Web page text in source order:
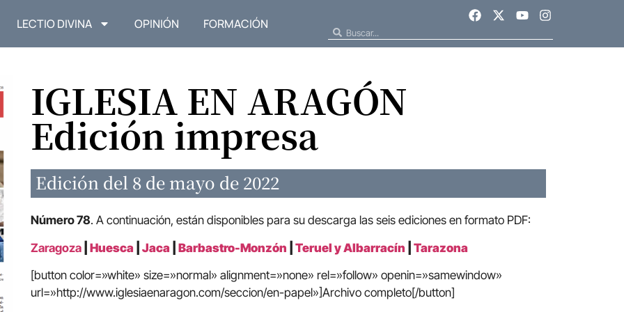
LECTIO DIVINA OPINIÓN FORMACIÓN
IGLESIA EN ARAGÓN
Edición impresa
Edición del 8 de mayo de 2022
Número 78. A continuación, están disponibles para su descarga las seis ediciones en formato PDF:
Zaragoza
Huesca Jaca Barbastro-Monzón Teruel y Albarracín
Tarazona
[button color=»white» size=»normal» alignment=»none» rel=»follow» openin=»samewindow»
url=»http://www.iglesiaenaragon.com/seccion/en-papel»]Archivo completo[/button]